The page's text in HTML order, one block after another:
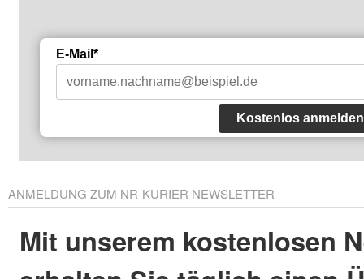
E-Mail*
Kostenlos anmelden
ANMELDUNG ZUM NR-KURIER NEWSLETTER
Mit unserem kostenlosen